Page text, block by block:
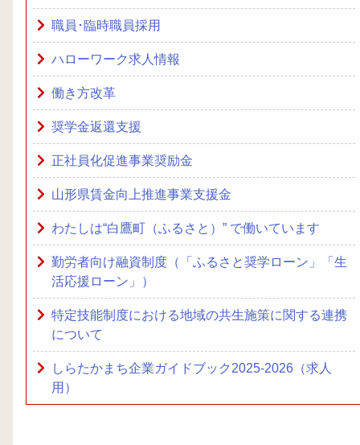
職員･臨時職員採用
ハローワーク求人情報
働き方改革
奨学金返還支援
正社員化促進事業奨励金
山形県賃金向上推進事業支援金
わたしは“白鷹町（ふるさと）” で働いています
勤労者向け融資制度（「ふるさと奨学ローン」「生
活応援ローン」）
特定技能制度における地域の共生施策に関する連携
について
しらたかまち企業ガイドブック2025-2026（求人
用）